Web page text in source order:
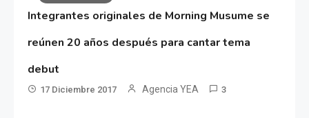
Integrantes originales de Morning Musume se
reúnen 20 años después para cantar tema
debut
17 Diciembre 2017 Agencia YEA 3